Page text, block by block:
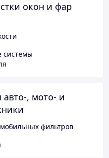
окон и фар
системы
, мото- и
фильтров